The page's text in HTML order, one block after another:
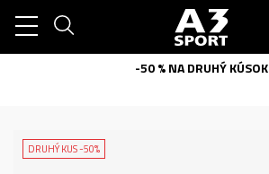
-50 % NA DRUHÝ KÚSOK
DRUHÝ KUS -50%